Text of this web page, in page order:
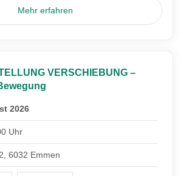
Mehr erfahren
VERSCHIEBUNG –
2026
Uhr
6032 Emmen